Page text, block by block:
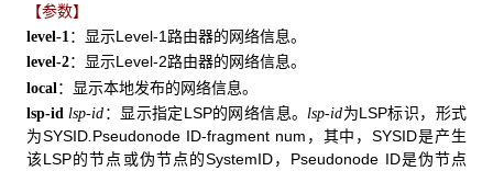
【参数】
level-1 ：显示Level-1路由器的网络信息。
level-2：显示Level-2路由器的网络信息。
local ：显示本地发布的网络信息。
lsp-id lsp-id ：显示指定LSP的网络信息。lsp-id为LSP标识，形式
为SYSID. Pseudonode ID-fragment num，其中，SYSID是产生
该LSP的节点或伪节点的SystemID，Pseudonode ID是伪节点